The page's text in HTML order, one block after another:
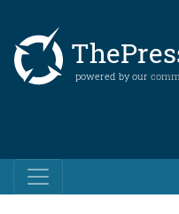
powered by our